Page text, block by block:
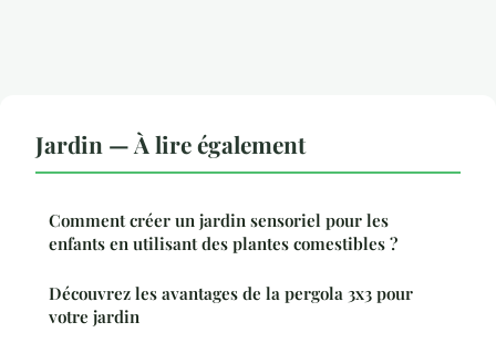
Jardin — À lire également
Comment créer un jardin sensoriel pour les
enfants en utilisant des plantes comestibles ?
Découvrez les avantages de la pergola 3x3 pour
votre jardin